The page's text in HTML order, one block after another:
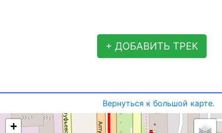
+ ДОБАВИТЬ ТРЕК
Вернуться к большой карте.
+